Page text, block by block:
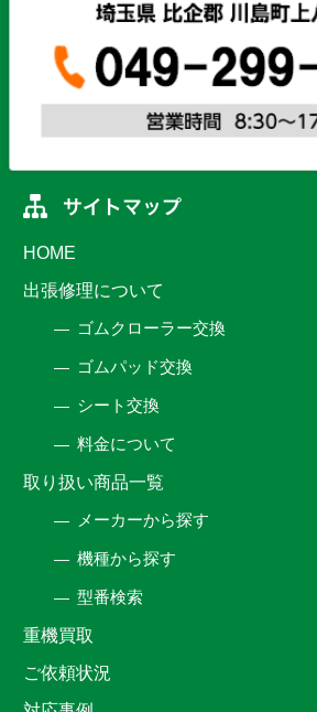
HOME
出張修理について
ゴムクローラー交換
ゴムパッド交換
シート交換
料金について
取り扱い商品一覧
メーカーから探す
機種から探す
型番検索
重機買取
ご依頼状況